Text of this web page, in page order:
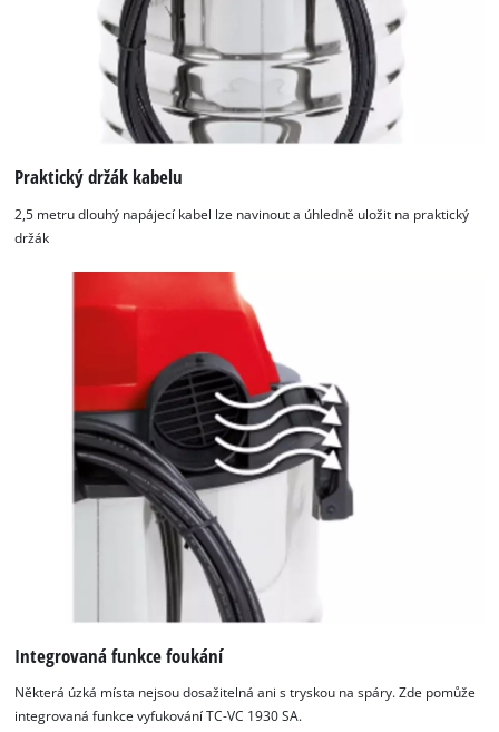
Praktický držák kabelu
2,5 metru dlouhý napájecí kabel lze navinout a úhledně uložit na praktický
držák
Integrovaná funkce foukání
Některá úzká místa nejsou dosažitelná ani s tryskou na spáry. Zde pomůže
integrovaná funkce vyfukování TC-VC 1930 SA.